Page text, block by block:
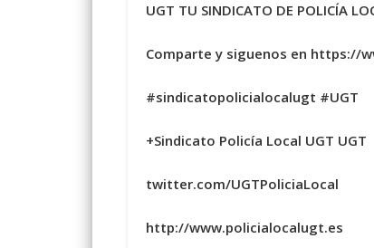
UGT TU SINDICATO DE POLICÍA
Comparte y siguenos en https://
#sindicatopolicialocalugt #UGT
+Sindicato Policía Local UGT UGT
twitter.com/UGTPoliciaLocal
http://www.policialocalugt.es